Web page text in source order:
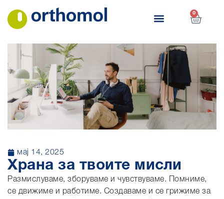
0
мај 14, 2025
Храна за твоите мисли
Размислуваме, зборуваме и чувствуваме. Помниме,
се движиме и работиме. Создаваме и се грижиме за